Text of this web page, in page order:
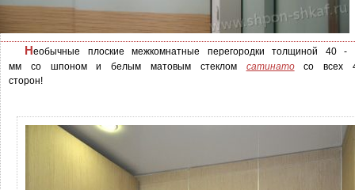
Необычные плоские межкомнатные перегородки толщиной 40 -
мм со шпоном и белым матовым стеклом сатинатосо всех
сторон!